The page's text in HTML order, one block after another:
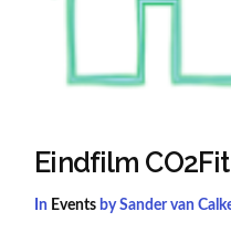
Eindfilm CO2Fit
In Events by Sander van